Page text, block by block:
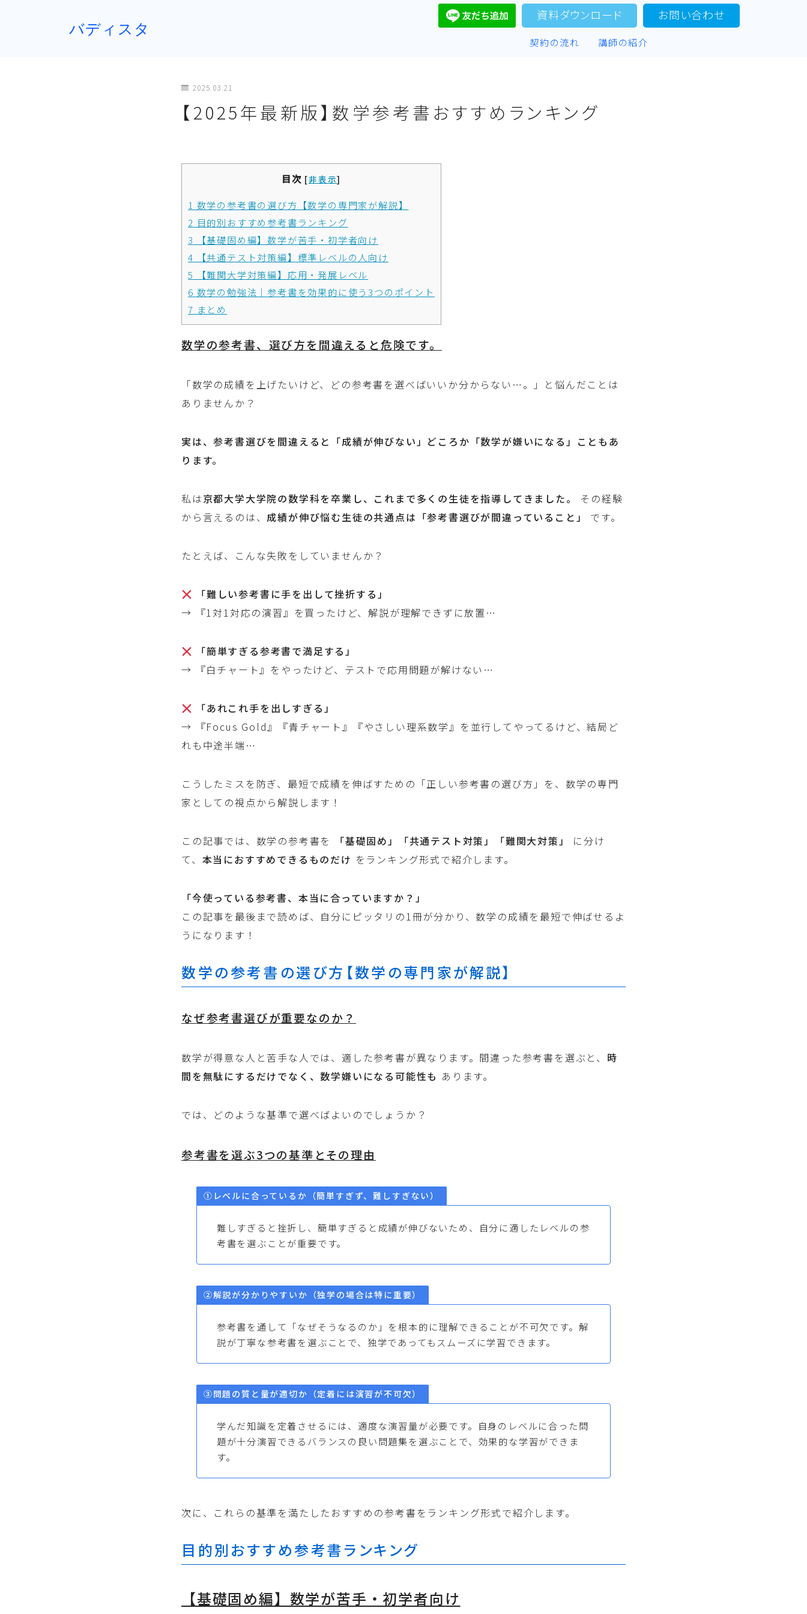
バディスタ
資料ダウンロード お問い合わせ
契約の流れ 講師の紹介
2025.03.21
【2025年最新版】数学参考書おすすめランキング
目次 [非表示]
1 数学の参考書の選び方【数学の専門家が解説】
2 目的別おすすめ参考書ランキング
3
【基礎固め編】数学が苦手・初学者向け
4 【共通テスト対策編】標準レベルの人向け
5
【難関大学対策編】応用・発展レベル
6 数学の勉強法｜参考書を効果的に使う3つのポイント
7 まとめ
数学の参考書、選び方を間違えると危険です。
「数学の成績を上げたいけど、どの参考書を選べばいいか分からない…。」と悩んだことは
ありませんか？
実は、参考書選びを間違えると「成績が伸びない」どころか「数学が嫌いになる」こともあ
ります。
私は京都大学大学院の数学科を卒業し、これまで多くの生徒を指導してきました。
その経験
から言えるのは、 成績が伸び悩む生徒の共通点は「参考書選びが間違っていること」 です。
たとえば、こんな失敗をしていませんか？
「難しい参考書に手を出して挫折する」
→ 『1対1対応の演習』を買ったけど、解説が理解できずに放置…
「簡単すぎる参考書で満足する」
→ 『白チャート』をやったけど、テストで応用問題が解けない…
「あれこれ手を出しすぎる」
→ 『Focus Gold』『青チャート』『やさしい理系数学』を並行してやってるけど、結局ど
れも中途半端…
こうしたミスを防ぎ、最短で成績を伸ばすための「正しい参考書の選び方」を、数学の専門
家としての視点から解説します！
この記事では、数学の参考書を 「基礎固め」「共通テスト対策」「難関大対策」
に分け
て、 本当におすすめできるものだけ をランキング形式で紹介します。
「今使っている参考書、本当に合っていますか？」
この記事を最後まで読めば、自分にピッタリの1冊が分かり、数学の成績を最短で伸ばせるよ
うになります！
数学の参考書の選び方【数学の専門家が解説】
なぜ参考書選びが重要なのか？
数学が得意な人と苦手な人では、適した参考書が異なります。間違った参考書を選ぶと、 時
間を無駄にするだけでなく、数学嫌いになる可能性も あります。
では、どのような基準で選べばよいのでしょうか？
参考書を選ぶ3つの基準とその理由
①レベルに合っているか（簡単すぎず、難しすぎない）
難しすぎると挫折し、簡単すぎると成績が伸びないため、自分に適したレベルの参
考書を選ぶことが重要です。
②解説が分かりやすいか（独学の場合は特に重要）
参考書を通して「なぜそうなるのか」を根本的に理解できることが不可欠です。解
説が丁寧な参考書を選ぶことで、独学であってもスムーズに学習できます。
③問題の質と量が適切か（定着には演習が不可欠）
学んだ知識を定着させるには、適度な演習量が必要です。自身のレベルに合った問
題が十分演習できるバランスの良い問題集を選ぶことで、効果的な学習ができま
す。
次に、これらの基準を満たしたおすすめの参考書をランキング形式で紹介します。
目的別おすすめ参考書ランキング
【基礎固め編】数学が苦手・初学者向け